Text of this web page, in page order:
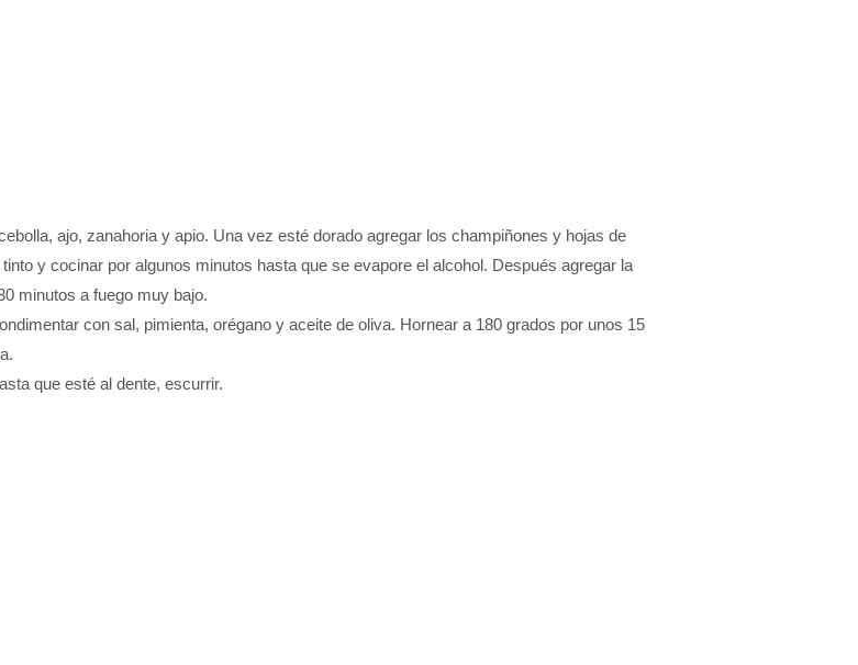
ajo, zanahoria y apio. Una vez esté dorado agregar los champiñones y hojas de
y cocinar por algunos minutos hasta que se evapore el alcohol. Después agregar la
minutos a fuego muy bajo.
con sal, pimienta, orégano y aceite de oliva. Hornear a 180 grados por unos 15
que esté al dente, escurrir.